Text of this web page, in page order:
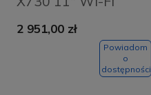
Grey
2 951,00 zł
Powiadom
o
dostępności